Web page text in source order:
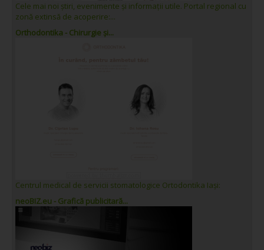
Cele mai noi știri, evenimente și informații utile. Portal regional cu
zonă extinsă de acoperire:...
Orthodontika - Chirurgie și...
Centrul medical de servicii stomatologice Ortodontika Iași:
neoBIZ.eu - Grafică publicitară...